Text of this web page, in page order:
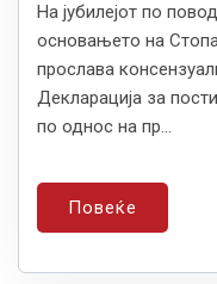
На јубилејот по
основањето на
прослава
Декларација за
по однос на пр...
Повеќе